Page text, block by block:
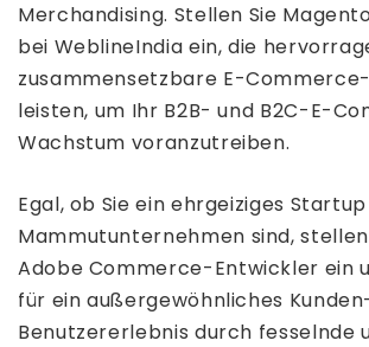
Merchandising. Stellen Sie
bei WeblineIndia ein, die
zusammensetzbare E-
leisten, um Ihr B2B- und B2C-E-
Wachstum voranzutreiben.
Egal, ob Sie ein ehrgeiziges
Mammutunternehmen sind, stellen
Adobe Commerce-Entwickler ein
für ein außergewöhnliches
Benutzererlebnis durch fesselnde